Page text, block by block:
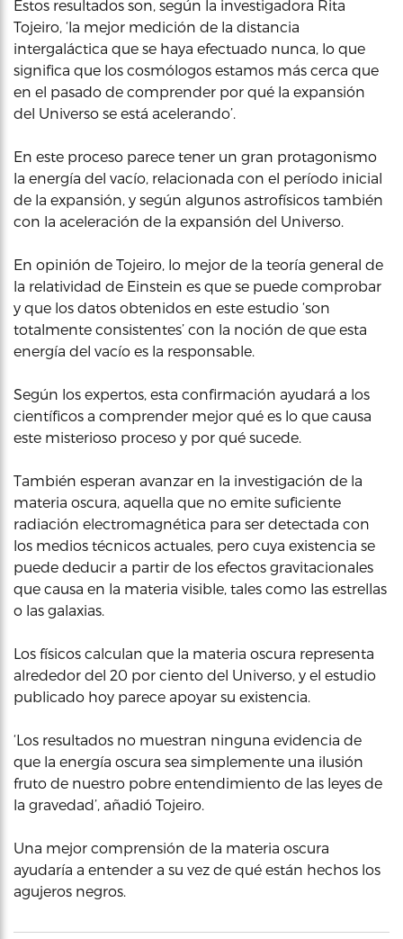
Estos resultados son, según la investigadora Rita
Tojeiro, ‘la mejor medición de la distancia
intergaláctica que se haya efectuado nunca, lo que
significa que los cosmólogos estamos más cerca que
en el pasado de comprender por qué la expansión
del Universo se está acelerando’.
En este proceso parece tener un gran protagonismo
la energía del vacío, relacionada con el período inicial
de la expansión, y según algunos astrofísicos también
con la aceleración de la expansión del Universo.
En opinión de Tojeiro, lo mejor de la teoría general de
la relatividad de Einstein es que se puede comprobar
y que los datos obtenidos en este estudio ‘son
totalmente consistentes’ con la noción de que esta
energía del vacío es la responsable.
Según los expertos, esta confirmación ayudará a los
científicos a comprender mejor qué es lo que causa
este misterioso proceso y por qué sucede.
También esperan avanzar en la investigación de la
materia oscura, aquella que no emite suficiente
radiación electromagnética para ser detectada con
los medios técnicos actuales, pero cuya existencia se
puede deducir a partir de los efectos gravitacionales
que causa en la materia visible, tales como las estrellas
o las galaxias.
Los físicos calculan que la materia oscura representa
alrededor del 20 por ciento del Universo, y el estudio
publicado hoy parece apoyar su existencia.
‘Los resultados no muestran ninguna evidencia de
que la energía oscura sea simplemente una ilusión
fruto de nuestro pobre entendimiento de las leyes de
la gravedad’, añadió Tojeiro.
Una mejor comprensión de la materia oscura
ayudaría a entender a su vez de qué están hechos los
agujeros negros.